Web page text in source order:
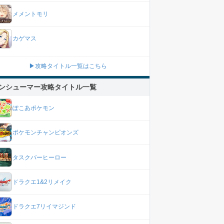
メメントモリ
カゲマス
▶攻略タイトル一覧はこちら
シューマー攻略タイトル一覧
ぽこあポケモン
ポケモンチャンピオンズ
タスクバーヒーロー
ドラクエ1&2リメイク
ドラクエ7リイマジンド